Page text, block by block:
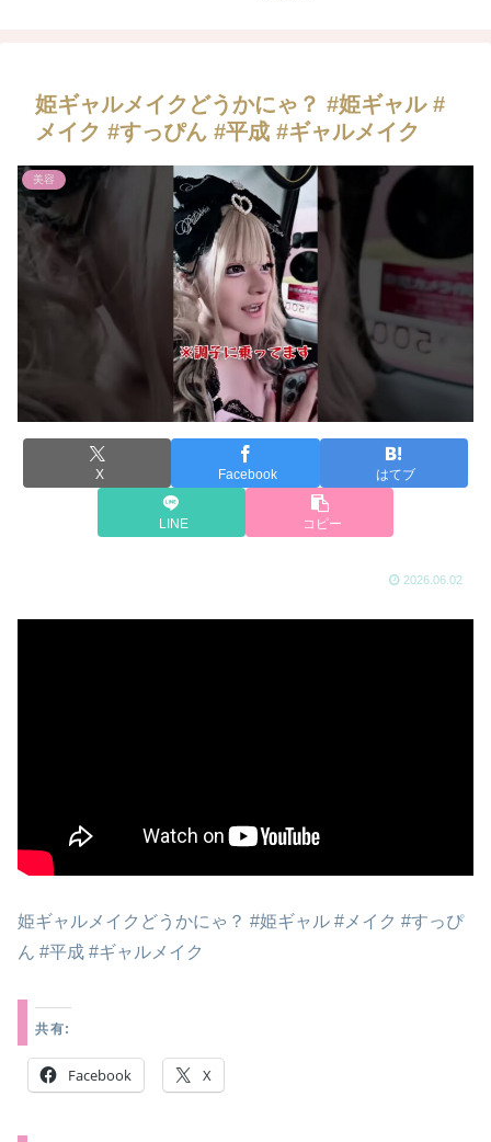
姫ギャルメイクどうかにゃ？ #姫ギャル #
メイク #すっぴん #平成 #ギャルメイク
美容
X Facebook はてブ
LINE コピー
2026.06.02
姫ギャルメイクどうかにゃ？ #姫ギャル #メイク #すっぴ
ん #平成 #ギャルメイク
共有:
Facebook X